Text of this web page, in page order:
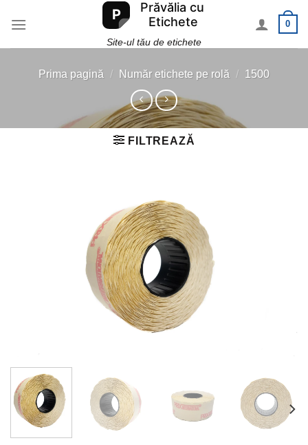
Site-ul tău de etichete
0
Prima pagină / Număr etichete pe rolă / 1500
FILTREAZĂ